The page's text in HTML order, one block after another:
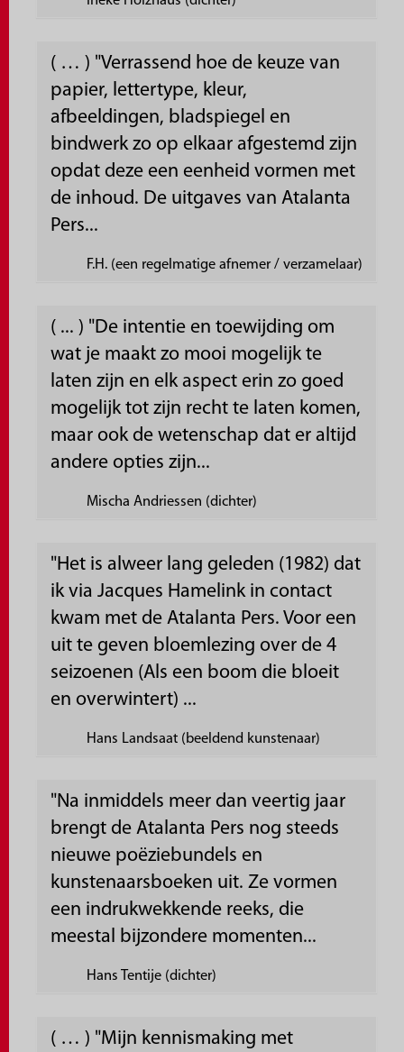
( … ) "Verrassend hoe de keuze van
papier, lettertype, kleur,
afbeeldingen, bladspiegel en
bindwerk zo op elkaar afgestemd zijn
opdat deze een eenheid vormen met
de inhoud. De uitgaves van Atalanta
Pers...
F.H. (een regelmatige afnemer / verzamelaar)
( ... ) "De intentie en toewijding om
wat je maakt zo mooi mogelijk te
laten zijn en elk aspect erin zo goed
mogelijk tot zijn recht te laten komen,
maar ook de wetenschap dat er altijd
andere opties zijn...
Mischa Andriessen (dichter)
"Het is alweer lang geleden (1982) dat
ik via Jacques Hamelink in contact
kwam met de Atalanta Pers. Voor een
uit te geven bloemlezing over de 4
seizoenen (Als een boom die bloeit
en overwintert) ...
Hans Landsaat (beeldend kunstenaar)
"Na inmiddels meer dan veertig jaar
brengt de Atalanta Pers nog steeds
nieuwe poëziebundels en
kunstenaarsboeken uit. Ze vormen
een indrukwekkende reeks, die
meestal bijzondere momenten...
Hans Tentije (dichter)
( … ) "Mijn kennismaking met